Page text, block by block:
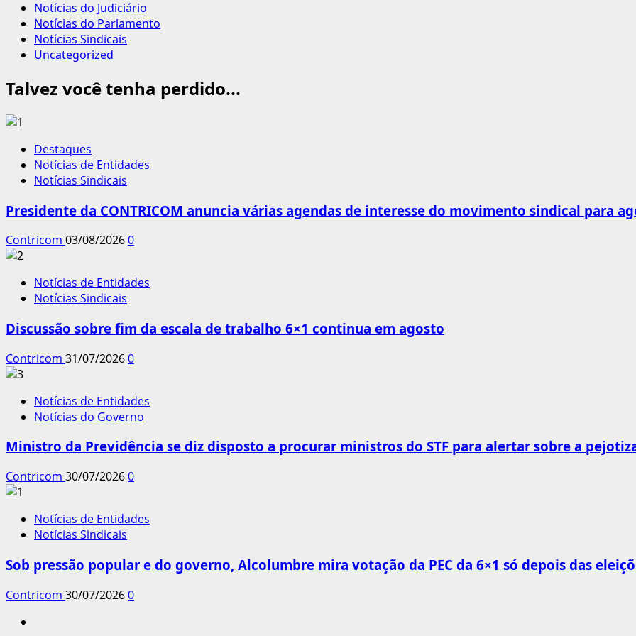
Notícias do Judiciário
Notícias do Parlamento
Notícias Sindicais
Uncategorized
Talvez você tenha perdido...
Destaques
Notícias de Entidades
Notícias Sindicais
Presidente da CONTRICOM anuncia várias agendas de interesse do movimento sindical para
Contricom 03/08/20260
Notícias de Entidades
Notícias Sindicais
Discussão sobre fim da escala de trabalho 6×1 continua em agosto
Contricom 31/07/20260
Notícias de Entidades
Notícias do Governo
Ministro da Previdência se diz disposto a procurar ministros do STF para alertar sobre a
Contricom 30/07/20260
Notícias de Entidades
Notícias Sindicais
Sob pressão popular e do governo, Alcolumbre mira votação da PEC da 6×1 só depois das
Contricom 30/07/20260